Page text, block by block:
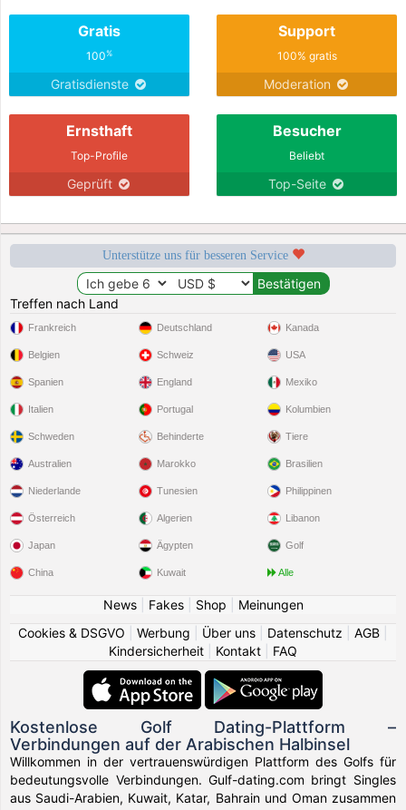
Gratis
100%
Gratisdienste
Support
100% gratis
Moderation
Ernsthaft
Top-Profile
Geprüft
Besucher
Beliebt
Top-Seite
Unterstütze uns für besseren Service
Treffen nach Land
Frankreich
Belgien
Spanien
Italien
Schweden
Deutschland
Schweiz
England
Portugal
Behinderte
Kanada
USA
Mexiko
Kolumbien
Tiere
Australien
Niederlande
Österreich
Japan
China
Marokko
Tunesien
Algerien
Ägypten
Kuwait
Brasilien
Philippinen
Libanon
Golf
Alle
News| Fakes| Shop
Meinungen
Cookies & DSGVO
Werbung Über uns Datenschutz AGB
Kindersicherheit
Kontakt FAQ
Kostenlose Golf Dating-Plattform –
Verbindungen auf der Arabischen Halbinsel
Willkommen in der vertrauenswürdigen Plattform des Golfs für
bedeutungsvolle Verbindungen. Gulf-dating.com bringt Singles
aus Saudi-Arabien, Kuwait, Katar, Bahrain und Oman zusammen